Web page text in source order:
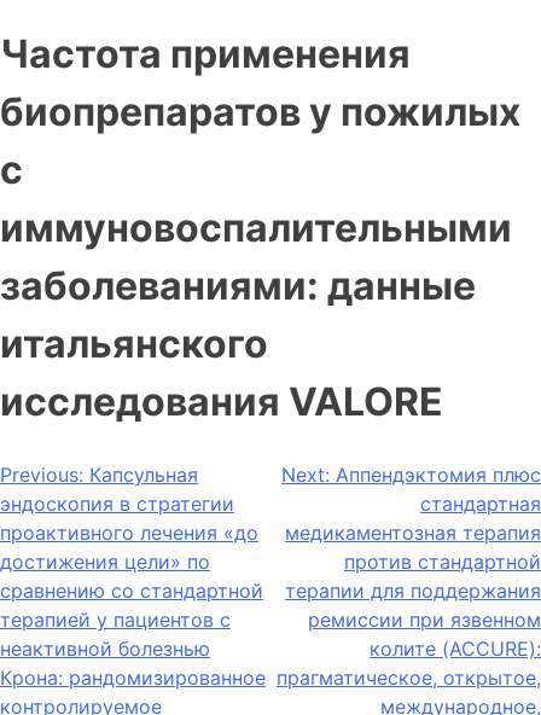
Частота применения
биопрепаратов у пожилых
с
иммуновоспалительными
заболеваниями: данные
итальянского
исследования VALORE
Previous: Капсульная
эндоскопия в стратегии
проактивного лечения «до
достижения цели» по
сравнению со стандартной
терапией у пациентов с
неактивной болезнью
Крона: рандомизированное
контролируемое
Next: Аппендэктомия плюс
стандартная
медикаментозная терапия
против стандартной
терапии для поддержания
ремиссии при язвенном
колите (ACCURE):
прагматическое, открытое,
международное,